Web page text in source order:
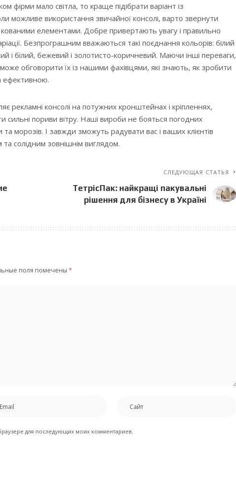
фірми мало світла, то краще підібрати варіант із
можливе використання звичайної консолі, варто звернути
елементами. Добре привертають увагу і правильно
Безпрограшним вважаються такі поєднання кольорів: білий
і білий, бежевий і золотисто-коричневий. Маючи інші переваги,
обговорити їх із нашими фахівцями, які знають, як зробити
ефективною.
рекламні консолі на потужних кронштейнах і кріпленнях,
сильні пориви вітру. Наші вироби не бояться погодних
та морозів. І завжди зможуть радувати вас і ваших клієнтів
солідним зовнішнім виглядом.
СЛЕДУЮЩАЯ СТАТЬЯ
ТетрісПак: найкращі пакувальні
рішення для бізнесу в Україні
поля помечены *
для последующих моих комментариев.